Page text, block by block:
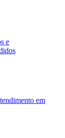
e
em